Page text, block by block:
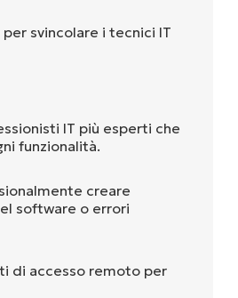
svincolare i tecnici IT
IT più esperti che
funzionalità.
creare
software o errori
di accesso remoto per